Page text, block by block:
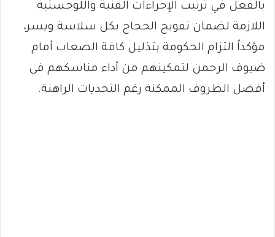
بالفعل في ترتيب الإجراءات الفنية واللوجستية
اللازمة لضمان تفويج الحجاج بكل سلاسة ويسر،
مؤكداً التزام الحكومة بتذليل كافة الصعاب أمام
ضيوف الرحمن لتمكينهم من أداء مناسكهم في
أفضل الظروف الممكنة رغم التحديات الراهنة.